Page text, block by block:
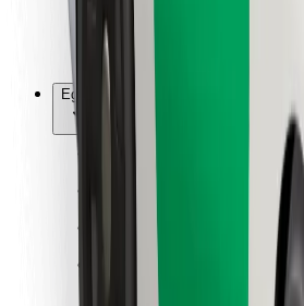
Éttermeknek
Bolt for Business
Egyéb
Beszállítók